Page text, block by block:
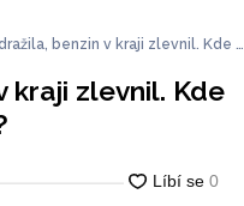
benzin v kraji zlevnil. Kde n
kraji zlevnil. Kde